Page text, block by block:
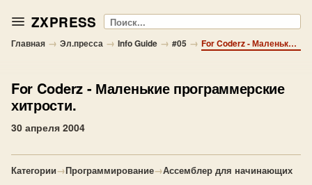
ZXPRESS Поиск
Главная → Эл.пресса → Info Guide → #05 → For Coderz - Маленькие программерские хитрости.
For Coderz- Маленькие программерские
хитрости.
30 апреля 2004
Категории→Программирование→Ассемблер для начинающих